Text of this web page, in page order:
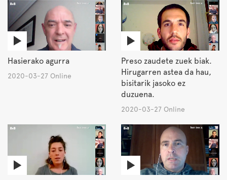
Hasierako agurra
2020-03-27 Online
Preso zaudete zuek biak.
Hirugarren astea da hau,
bisitarik jasoko ez
duzuena.
2020-03-27 Online